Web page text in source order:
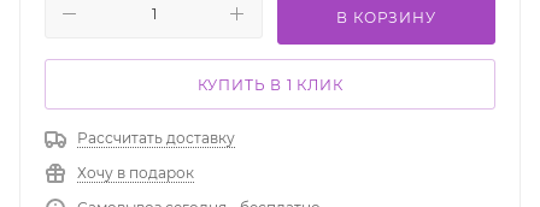
В КОРЗИНУ
КУПИТЬ В 1 КЛИК
Рассчитать доставку
Хочу в подарок